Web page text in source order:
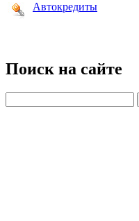
Автокредиты
Поиск на сайте